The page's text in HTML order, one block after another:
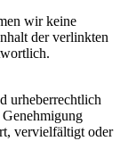
wir keine
der verlinkten
urheberrechtlich
vervielfältigt oder